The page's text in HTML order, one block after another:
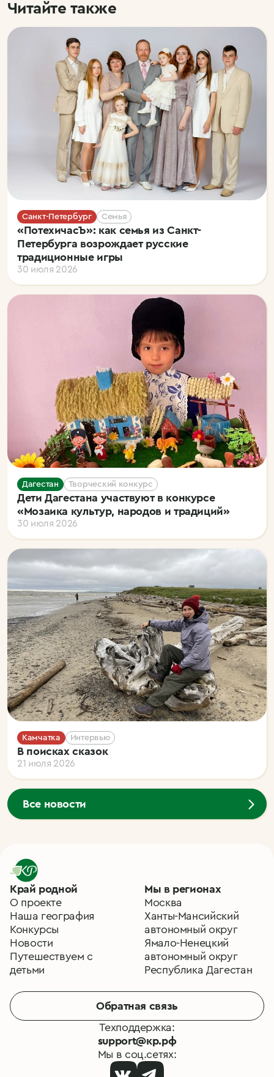
Читайте также
Санкт-Петербург Семья
«ПотехичасЪ»: как семья из Санкт-
Петербурга возрождает русские
традиционные игры
30 июля 2026
Дагестан Творческий конкурс
Дети Дагестана участвуют в конкурсе
«Мозаика культур, народов и традиций»
30 июля 2026
Камчатка Интервью
В поисках сказок
21 июля 2026
Все новости
Край родной
О проекте
Наша география
Конкурсы
Новости
Путешествуем с
детьми
Мы в регионах
Москва
Ханты-Мансийский
автономный округ
Ямало-Ненецкий
автономный округ
Республика Дагестан
Обратная связь
Техподдержка:
support@кр.рф
Мы в соц.сетях: